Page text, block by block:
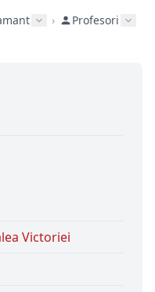
›
Profesori
Victoriei